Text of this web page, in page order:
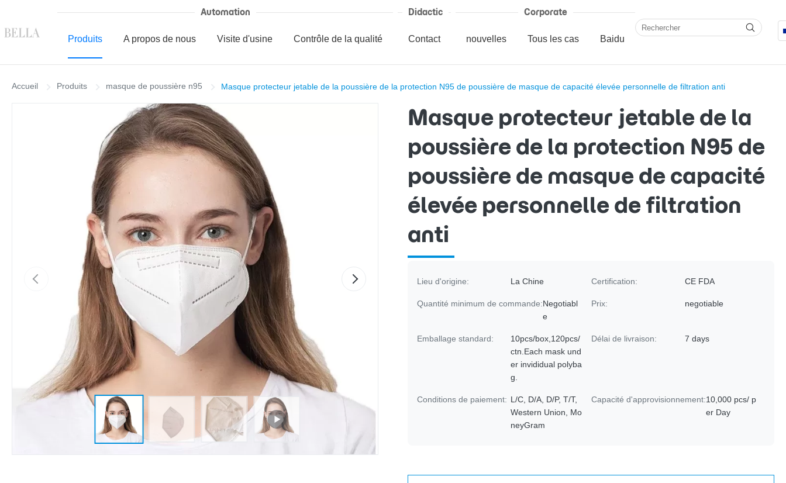
Automation
Produits A propos de nous Visite d'usine Contrôle de la qualité
Didactic
Contact
Corporate
nouvelles Tous les cas Baidu
Accueil Produits masque de poussière n95 Masque protecteur jetable de la poussière de la protection N95 de poussière de masque de capacité élevée personnelle de filtration anti
Masque protecteur jetable de la
poussière de la protection N95 de
poussière de masque de capacité
élevée personnelle de filtration
anti
Lieu d'origine: La Chine Certification: CE FDA
Quantité minimum de commande:Negotiabl
e
Prix: negotiable
Emballage standard:
10pcs/box,120pcs/
ctn.Each mask und
er invididual polyba
g.
Délai de livraison: 7 days
Conditions de paiement: L/C, D/A, D/P, T/T,
Western Union, Mo
neyGram
Capacité d'approvisionnement:10,000 pcs/ p
er Day